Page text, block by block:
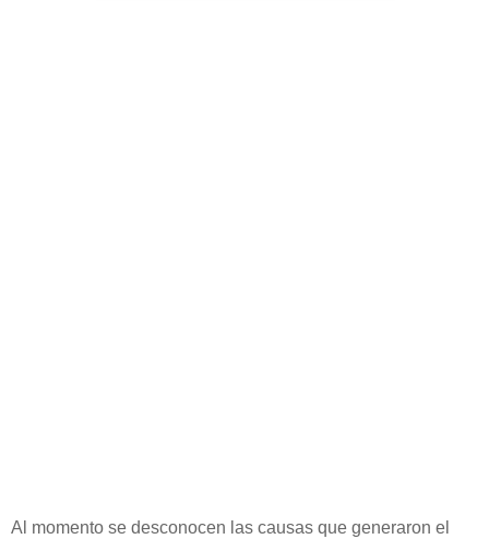
Al momento se desconocen las causas que generaron el